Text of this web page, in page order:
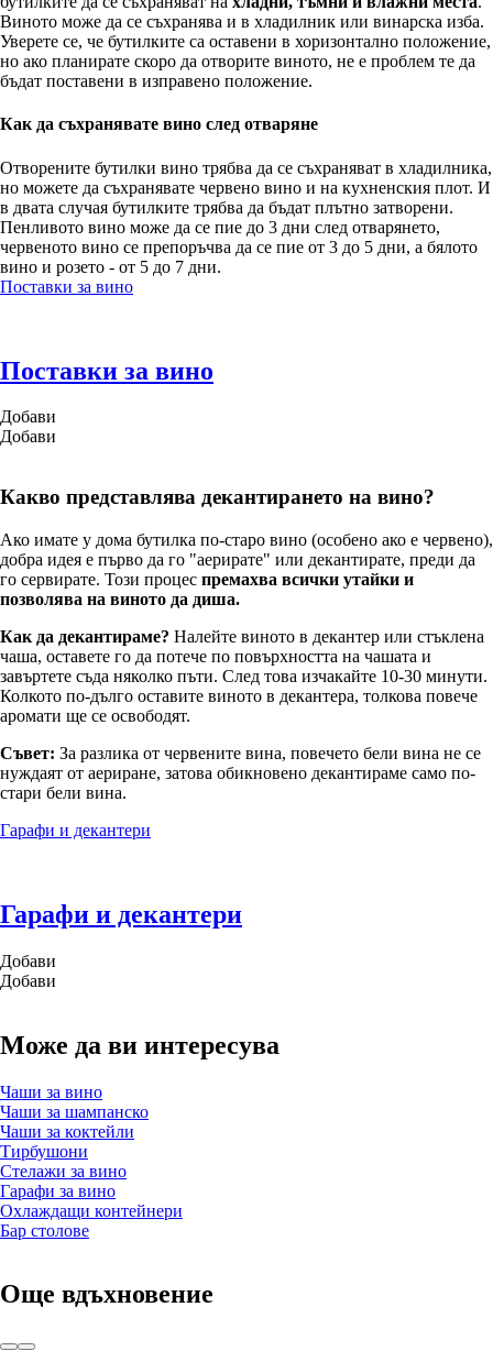
Виното може да се съхранява и в хладилник или винарска изба.
Уверете се, че бутилките са оставени в хоризонтално положение,
но ако планирате скоро да отворите виното, не е проблем те да
бъдат поставени в изправено положение.
Как да съхранявате вино след отваряне
Отворените бутилки вино трябва да се съхраняват в хладилника,
но можете да съхранявате червено вино и на кухненския плот. И
в двата случая бутилките трябва да бъдат плътно затворени.
Пенливото вино може да се пие до 3 дни след отварянето,
червеното вино се препоръчва да се пие от 3 до 5 дни, а бялото
вино и розето - от 5 до 7 дни.
Поставки за вино
Поставки за вино
Добави
Добави
Какво представлява декантирането на вино?
Ако имате у дома бутилка по-старо вино (особено ако е червено),
добра идея е първо да го "аерирате" или декантирате, преди да
го сервирате. Този процес премахва всички утайки и
позволява на виното да диша.
Как да декантираме? Налейте виното в декантер или стъклена
чаша, оставете го да потече по повърхността на чашата и
завъртете съда няколко пъти. След това изчакайте 10-30 минути.
Колкото по-дълго оставите виното в декантера, толкова повече
аромати ще се освободят.
Съвет: За разлика от червените вина, повечето бели вина не се
нуждаят от аериране, затова обикновено декантираме само по-
стари бели вина.
Гарафи и декантери
Гарафи и декантери
Добави
Добави
Може да ви интересува
Чаши за вино
Чаши за шампанско
Чаши за коктейли
Тирбушони
Стелажи за вино
Гарафи за вино
Охлаждащи контейнери
Бар столове
Още вдъхновение